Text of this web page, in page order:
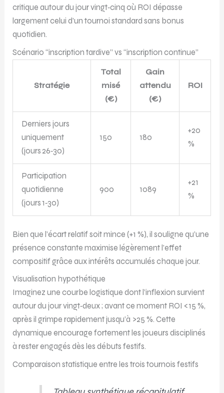
critique autour du jour vingt‑cinq où ROI dépasse
largement celui d’un tournoi standard sans bonus
quotidien.
Scénario “inscription tardive” vs “inscription continue”
Stratégie
Total
misé
(€)
Gain
attendu
(€)
ROI
Derniers jours
uniquement
(jours 26‑30)
150 180
+20
%
Participation
quotidienne
(jours 1‑30)
900 1089
+21
%
Bien que l’écart relatif soit mince (+1 %), il souligne qu’une
présence constante maximise légèrement l’effet
compositif grâce aux intérêts accumulés chaque jour.
Visualisation hypothétique
Imaginez une courbe logistique dont l’inflexion survient
autour du jour vingt‐deux ; avant ce moment ROI <15 %,
après il grimpe rapidement jusqu’à >25 %. Cette
dynamique encourage fortement les joueurs disciplinés
à rester engagés dès les débuts festifs.
Comparaison statistique entre les trois tournois festifs